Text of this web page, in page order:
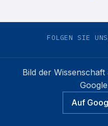
FOLGEN SIE UNS
Bild der Wissenschaft
Auf